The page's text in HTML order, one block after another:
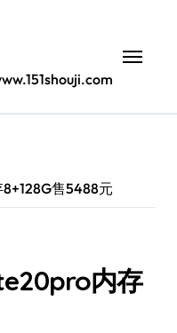
售5488元
内存